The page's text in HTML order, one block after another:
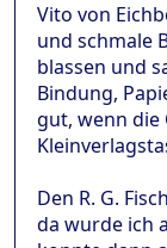
Vito von
und schmale
blassen und
Bindung,
gut, wenn die
Den R. G.
da wurde ich